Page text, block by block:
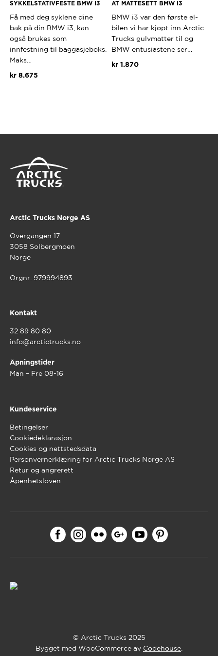
SYKKELSTATIVFESTE BMW I3
Få med deg syklene dine
bak på din BMW i3, kan
også brukes som
innfestning til baggasjeboks.
Maks…
kr8.675
AT MATTESETT BMW I3
BMW i3 var den første el-
bilen vi har kjøpt inn Arctic
Trucks gulvmatter til og
BMW entusiastene ser…
kr 1.870
Arctic Trucks Norge AS
Overgangen 17
3058 Solbergmoen
Norge
Orgnr. 979994893
Kontakt
32 89 80 80
info@arctictrucks.no
Åpningstider
Man – Fre 08-16
Kundeservice
Betingelser
Cookiedeklarasjon
Cookies og nettstedsdata
Personvernerklæring for Arctic Trucks Norge AS
Retur og angrerett
Åpenhetsloven
© Arctic Trucks 2025
Bygget med WooCommerce av Codehouse